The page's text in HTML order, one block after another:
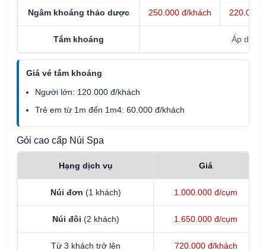
Ngâm khoáng thảo dược 250.000 đ/khách 220.000
Tắm khoáng Áp dụng
Giá vé tắm khoáng
Người lớn: 120.000 đ/khách
Trẻ em từ 1m đến 1m4: 60.000 đ/khách
Gói cao cấp Núi Spa
Hạng dịch vụ Giá
Núi đơn (1 khách) 1.000.000 đ/cụm
Núi đôi (2 khách) 1.650.000 đ/cụm
Từ 3 khách trở lên 720.000 đ/khách